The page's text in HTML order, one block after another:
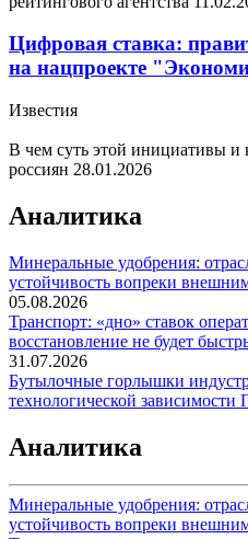
Цифровая ставка:
на нацпроекте
Известия
В чем суть этой инициативы и
россиян 28.01.2026
Аналитика
Минеральные удобрения:
устойчивость вопреки
05.08.2026
Транспорт: «дно» ставок
восстановление не будет
31.07.2026
Бутылочные горлышки
технологической зависимости
Аналитика
Минеральные удобрения:
устойчивость вопреки